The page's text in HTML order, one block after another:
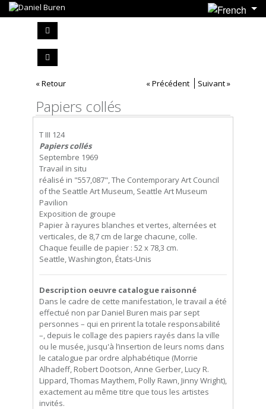
« Retour « Précédent Suivant »
Papiers collés
T III 124
Papiers collés
Septembre 1969
Travail in situ
réalisé in "557,087", The Contemporary Art Council
of the Seattle Art Museum, Seattle Art Museum
Pavilion
Exposition de groupe
Papier à rayures blanches et vertes, alternées et
verticales, de 8,7 cm de large chacune, colle.
Chaque feuille de papier : 52 x 78,3 cm.
Seattle, Washington, États-Unis
Description oeuvre catalogue raisonné
Dans le cadre de cette manifestation, le travail a été
effectué non par Daniel Buren mais par sept
personnes – qui en prirent la totale responsabilité
–, depuis le collage des papiers rayés dans la ville
ou le musée, jusqu'à l’insertion de leurs noms dans
le catalogue par ordre alphabétique (Morrie
Alhadeff, Robert Dootson, Anne Gerber, Lucy R.
Lippard, Thomas Maythem, Polly Rawn, Jinny Wright),
exactement au même titre que tous les artistes
invités.